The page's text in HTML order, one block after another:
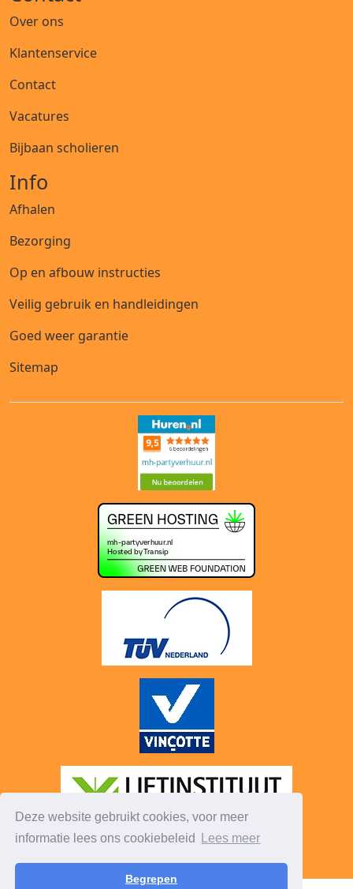
Deze website gebruikt cookies, voor meer
informatie lees ons cookiebeleid
Lees meer
Begrepen
Over ons
Klantenservice
Contact
Vacatures
Bijbaan scholieren
Info
Afhalen
Bezorging
Op en afbouw instructies
Veilig gebruik en handleidingen
Goed weer garantie
Sitemap